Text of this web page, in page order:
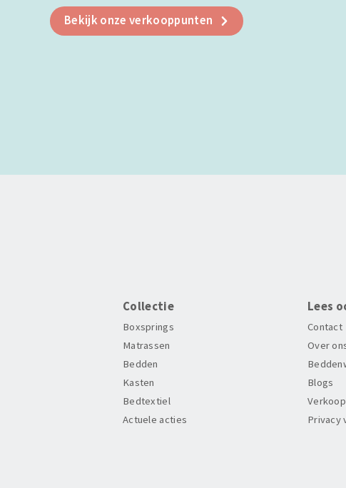
Bekijk onze verkooppunten
Collectie
Boxsprings
Matrassen
Bedden
Kasten
Bedtextiel
Actuele acties
Lees
Contact
Over
Blogs
Privacy